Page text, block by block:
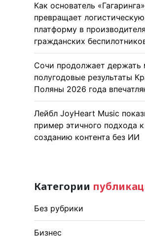
Как основатель «Гагаринга»
превращает логистическую
платформу в производителя
гражданских
Сочи продолжает держать
полугодовые результаты
Поляны 2026 года
Лейбл JoyHeart Music
пример этичного подхода к
созданию контента без ИИ
Категории
Без рубрики
Бизнес